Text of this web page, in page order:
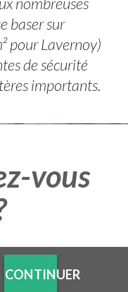
baser sur
pour Lavernoy)
de sécurité
importants.
vous
CONTINUER